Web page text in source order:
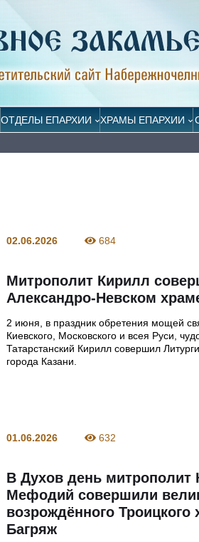
ОТДЕЛЫ ЕПАРХИИ ХРАМЫ ЕПАРХИИ
02.06.2026 684
Митрополит Кирилл
Александро-Невском
2 июня, в праздник обретения мощей
Киевского, Московского и всея Руси,
Татарстанский Кирилл совершил
города Казани.
01.06.2026 632
В Духов день митрополит
Мефодий совершили
возрождённого
Багряж